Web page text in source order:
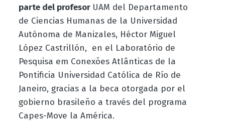
parte del profesor UAM del Departamento
de Ciencias Humanas de la Universidad
Autónoma de Manizales, Héctor Miguel
López Castrillón, en el Laboratório de
Pesquisa em Conexões Atlânticas de la
Pontificia Universidad Católica de Río de
Janeiro, gracias a la beca otorgada por el
gobierno brasileño a través del programa
Capes-Move la América.